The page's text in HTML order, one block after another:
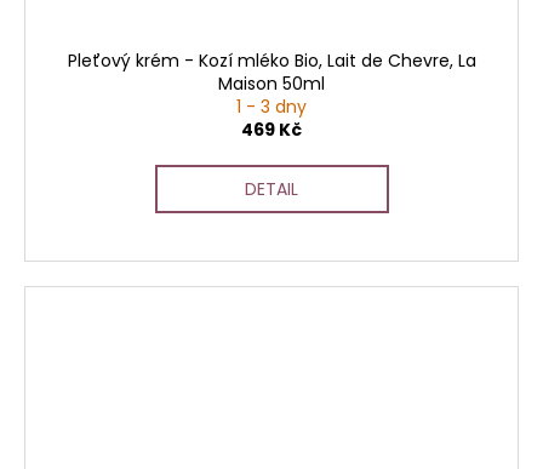
Pleťový krém - Kozí mléko Bio, Lait de Chevre, La
Maison 50ml
1 - 3 dny
469 Kč
DETAIL